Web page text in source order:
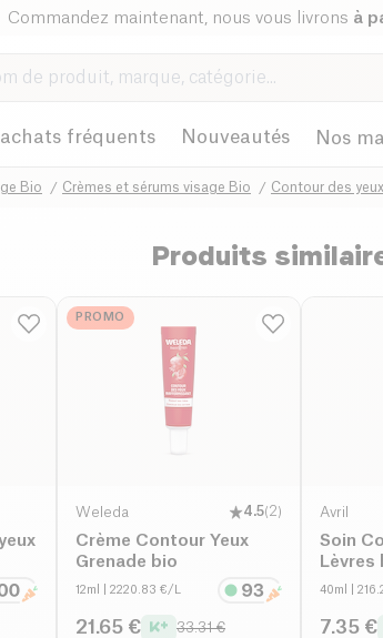
Commandez maintenant, nous vous livrons à
achats fréquents Nouveautés Nos
Bio Crèmes et sérums visage Bio Contour des
Produits
PROMO
Weleda 4.5(2)
Crème Contour Yeux
Grenade bio
12ml | 2220.83 €/L
21.65 € 33.31 €
Avril
Soin
Lèvres
40ml |
7.35 €